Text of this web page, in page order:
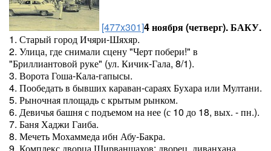
[477x301]4 ноября (четверг). БАКУ.
1. Старый город Ичяри-Шяхяр.
2. Улица, где снимали сцену "Черт побери!" в
"Бриллиантовой руке" (ул. Кичик-Гала, 8/1).
3. Ворота Гоша-Кала-гапысы.
4. Пообедать в бывших караван-сараях Бухара или Мултани.
5. Рыночная площадь с крытым рынком.
6. Девичья башня с подъемом на нее (с 10 до 18, вых. - пн.).
7. Баня Хаджи Гаиба.
8. Мечеть Мохаммеда ибн Абу-Бакра.